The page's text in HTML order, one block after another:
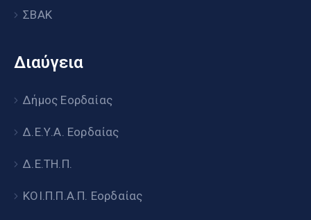
ΣΒΑΚ
Διαύγεια
Δήμος Εορδαίας
Δ.Ε.Υ.Α. Εορδαίας
Δ.Ε.ΤΗ.Π.
ΚΟΙ.Π.Π.Α.Π. Εορδαίας